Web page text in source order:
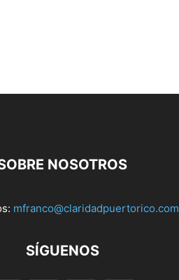
NOSOTROS
mfranco@claridadpuertorico.com
SÍGUENOS